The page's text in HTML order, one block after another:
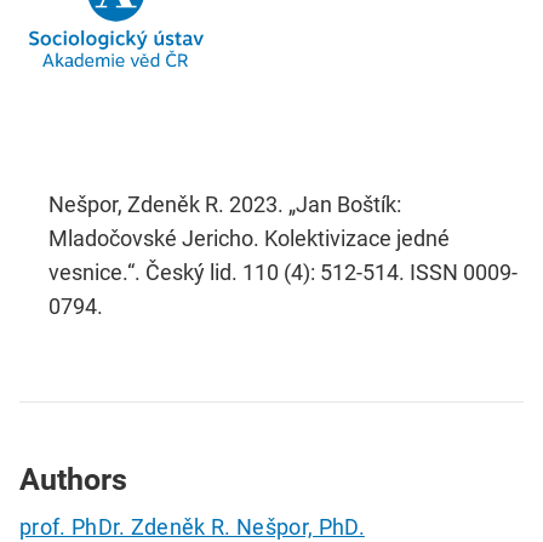
Nešpor, Zdeněk R. 2023. „Jan Boštík:
Mladočovské Jericho. Kolektivizace jedné
vesnice.“. Český lid. 110 (4): 512-514. ISSN 0009-
0794.
Authors
prof. PhDr. Zdeněk R. Nešpor, PhD.